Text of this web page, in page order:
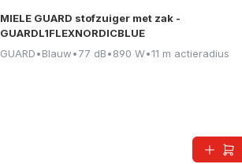
MIELE GUARD stofzuiger met zak -
GUARDL1FLEXNORDICBLUE
GUARD•Blauw•77 dB•890 W•11 m actieradius